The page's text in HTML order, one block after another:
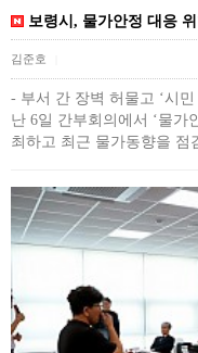
보령시, 물가안정 대응
김준호
- 부서 간 장벽 허물고 ‘시
난 6일 간부회의에서 ‘물가
최하고 최근 물가동향을 점